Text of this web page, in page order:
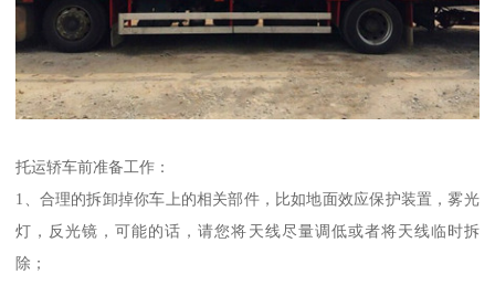
托运轿车前准备工作：
1、合理的拆卸掉你车上的相关部件，比如地面效应保护装置，雾光
灯，反光镜，可能的话，请您将天线尽量调低或者将天线临时拆
除；